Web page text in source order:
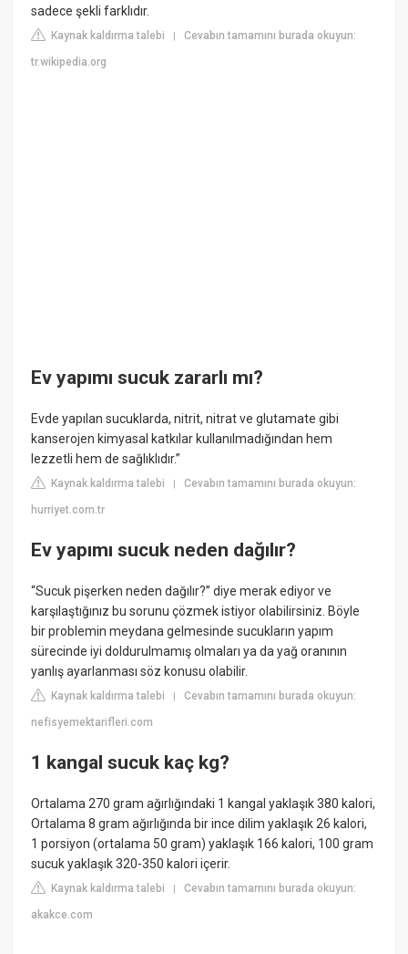
sadece şekli farklıdır.
Kaynak kaldırma talebi |Cevabın tamamını burada okuyun:
tr.wikipedia.org
Ev yapımı sucuk zararlı mı?
Evde yapılan sucuklarda, nitrit, nitrat ve glutamate gibi
kanserojen kimyasal katkılar kullanılmadığından hem
lezzetli hem de sağlıklıdır.”
Kaynak kaldırma talebi |Cevabın tamamını burada okuyun:
hurriyet.com.tr
Ev yapımı sucuk neden dağılır?
“Sucuk pişerken neden dağılır?” diye merak ediyor ve
karşılaştığınız bu sorunu çözmek istiyor olabilirsiniz. Böyle
bir problemin meydana gelmesinde sucukların yapım
sürecinde iyi doldurulmamış olmaları ya da yağ oranının
yanlış ayarlanması söz konusu olabilir.
Kaynak kaldırma talebi |Cevabın tamamını burada okuyun:
nefisyemektarifleri.com
1 kangal sucuk kaç kg?
Ortalama 270 gram ağırlığındaki 1 kangal yaklaşık 380 kalori,
Ortalama 8 gram ağırlığında bir ince dilim yaklaşık 26 kalori,
1 porsiyon (ortalama 50 gram) yaklaşık 166 kalori, 100 gram
sucuk yaklaşık 320-350 kalori içerir.
Kaynak kaldırma talebi |Cevabın tamamını burada okuyun:
akakce.com